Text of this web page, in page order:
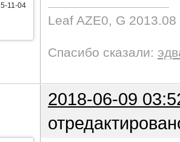
11-04
Leaf AZE0, G 2013.08
Спасибо сказали:
2018-06-09